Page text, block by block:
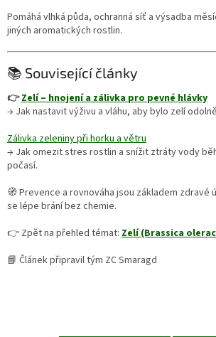
Pomáhá vlhká půda, ochranná síť a výsadba
jiných aromatických rostlin.
📚 Související články
👉Zelí – hnojení a zálivka pro pevné hlávky
→ Jak nastavit výživu a vláhu, aby bylo zelí
Zálivka zeleniny při horku a větru
→ Jak omezit stres rostlin a snížit ztráty vody
počasí.
🧭 Prevence a rovnováha jsou základem zdravé
se lépe brání bez chemie.
👉 Zpět na přehled témat: Zelí (Brassica
📘 Článek připravil tým ZC Smaragd